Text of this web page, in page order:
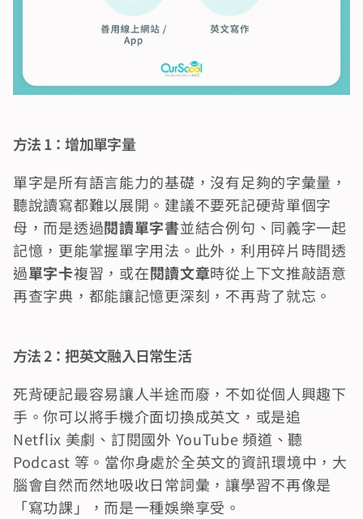
方法 1：增加單字量
單字是所有語言能力的基礎，沒有足夠的字彙量，
聽說讀寫都難以展開。建議不要死記硬背單個字
母，而是透過閱讀單字書並結合例句、同義字一起
記憶，更能掌握單字用法。此外，利用碎片時間透
過單字卡複習，或在閱讀文章時從上下文推敲語意
再查字典，都能讓記憶更深刻，不再背了就忘。
方法 2：把英文融入日常生活
死背硬記最容易讓人半途而廢，不如從個人興趣下
手。你可以將手機介面切換成英文，或是追
Netflix 美劇、訂閱國外 YouTube 頻道、聽
Podcast 等。當你身處於全英文的資訊環境中，大
腦會自然而然地吸收日常詞彙，讓學習不再像是
「寫功課」，而是一種娛樂享受。